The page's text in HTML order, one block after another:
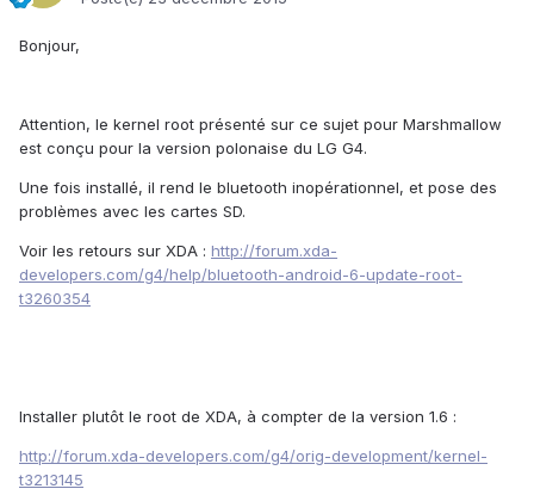
Bonjour,
Attention, le kernel root présenté sur ce sujet pour Marshmallow
est conçu pour la version polonaise du LG G4.
Une fois installé, il rend le bluetooth inopérationnel, et pose des
problèmes avec les cartes SD.
Voir les retours sur XDA : http://forum.xda-
developers.com/g4/help/bluetooth-android-6-update-root-
t3260354
Installer plutôt le root de XDA, à compter de la version 1.6 :
http://forum.xda-developers.com/g4/orig-development/kernel-
t3213145